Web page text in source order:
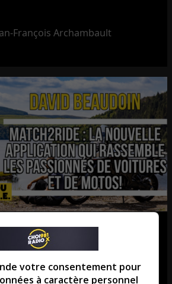
François Archambault
: l’application qui
les rassemblements
de motos!
votre consentement pour
à caractère personnel